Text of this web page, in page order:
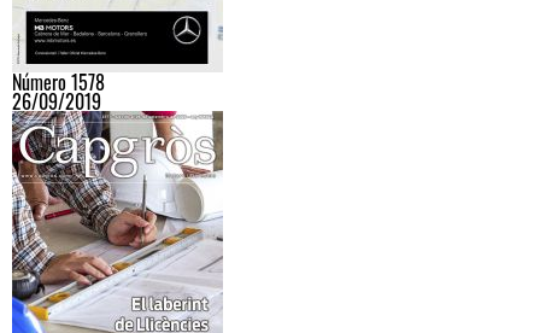
Número 1578
26/09/2019